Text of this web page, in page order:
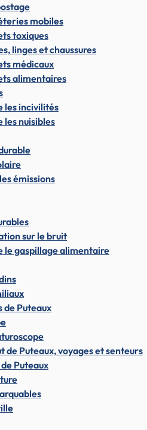
mobiles
toxiques
linges et chaussures
médicaux
alimentaires
les incivilités
les nuisibles
émissions
sur le bruit
le gaspillage alimentaire
de Puteaux
de Puteaux, voyages et senteurs
Puteaux